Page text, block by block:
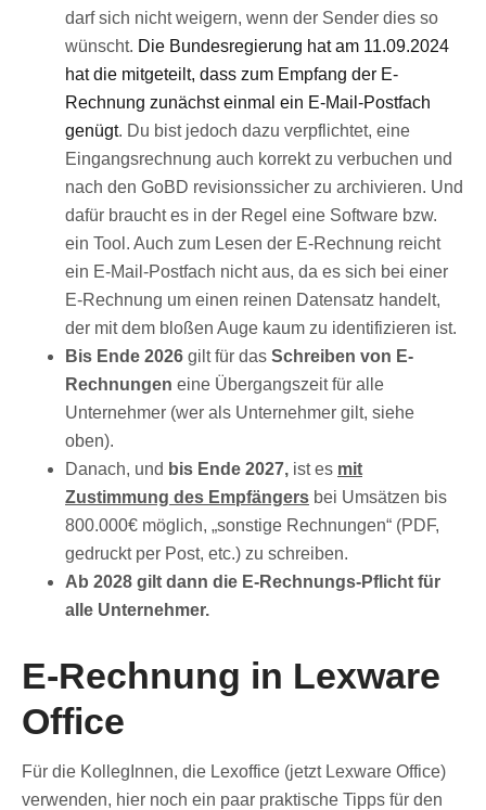
darf sich nicht weigern, wenn der Sender dies so
wünscht. Die Bundesregierung hat am 11.09.2024
hat die mitgeteilt, dass zum Empfang der E-
Rechnung zunächst einmal ein E-Mail-Postfach
genügt. Du bist jedoch dazu verpflichtet, eine
Eingangsrechnung auch korrekt zu verbuchen und
nach den GoBD revisionssicher zu archivieren. Und
dafür braucht es in der Regel eine Software bzw.
ein Tool. Auch zum Lesen der E-Rechnung reicht
ein E-Mail-Postfach nicht aus, da es sich bei einer
E-Rechnung um einen reinen Datensatz handelt,
der mit dem bloßen Auge kaum zu identifizieren ist.
Bis Ende 2026 gilt für das Schreiben von E-
Rechnungen eine Übergangszeit für alle
Unternehmer (wer als Unternehmer gilt, siehe
oben).
Danach, und bis Ende 2027, ist es mit
Zustimmung des Empfängers bei Umsätzen bis
800.000€ möglich, „sonstige Rechnungen“ (PDF,
gedruckt per Post, etc.) zu schreiben.
Ab 2028 gilt dann die E-Rechnungs-Pflicht für
alle Unternehmer.
E-Rechnung in Lexware
Office
Für die KollegInnen, die Lexoffice (jetzt Lexware Office)
verwenden, hier noch ein paar praktische Tipps für den